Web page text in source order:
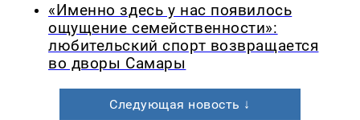
«Именно здесь у нас появилось
ощущение семейственности»:
любительский спорт возвращается
во дворы Самары
Следующая новость ↓